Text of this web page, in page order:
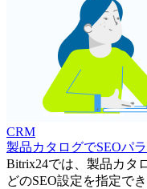
CRM
製品カタログでSEOパ
Bitrix24では、製品カタ
どのSEO設定を指定で